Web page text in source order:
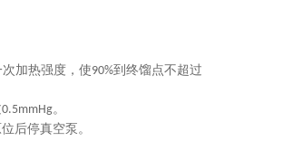
加热强度，使90%到终馏点不超过
0.5mmHg。
后停真空泵。